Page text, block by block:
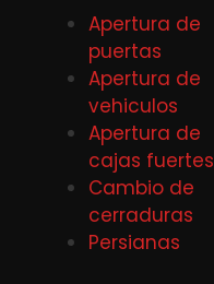
Apertura de
puertas
Apertura de
vehiculos
Apertura de
cajas fuertes
Cambio de
cerraduras
Persianas